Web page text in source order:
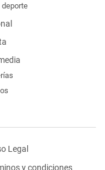
deporte
Legal